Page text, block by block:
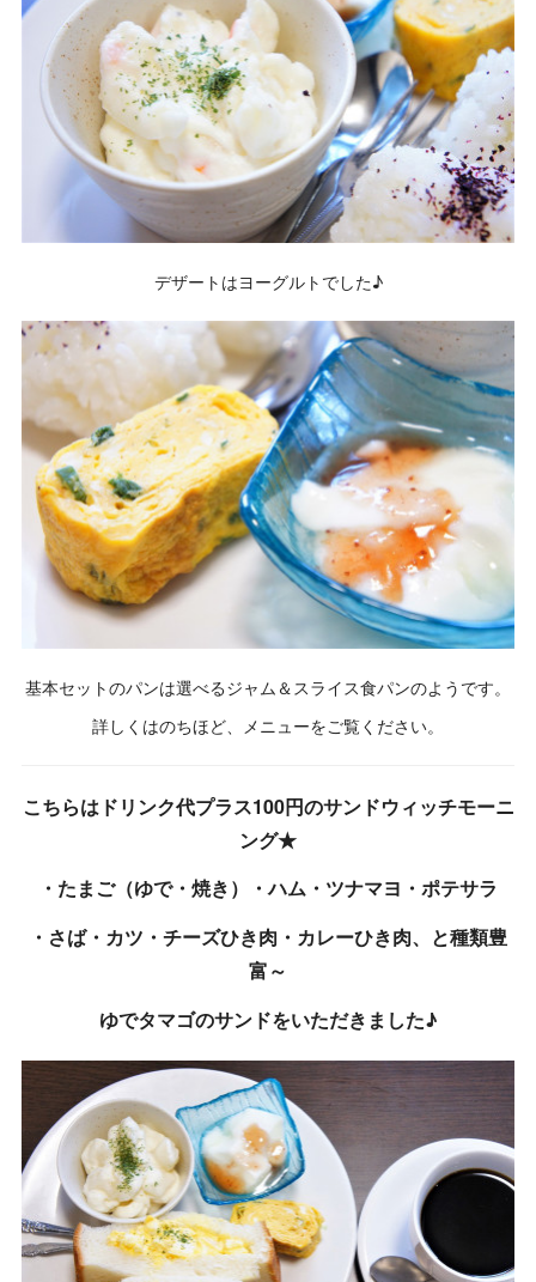
デザートはヨーグルトでした♪
基本セットのパンは選べるジャム＆スライス食パンのようです。
詳しくはのちほど、メニューをご覧ください。
こちらはドリンク代プラス100円のサンドウィッチモーニ
ング★
・たまご（ゆで・焼き）・ハム・ツナマヨ・ポテサラ
・さば・カツ・チーズひき肉・カレーひき肉、と種類豊
富～
ゆでタマゴのサンドをいただきました♪